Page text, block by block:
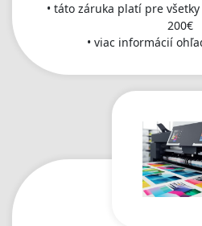
• táto záruka platí pre
200€
• viac informácií